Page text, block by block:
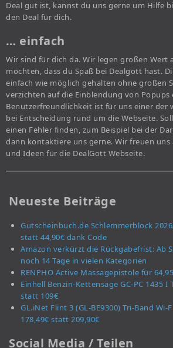
Deal gut ist, kannst du uns gerne um Hilfe
den Deal für dich.
… einfach
Wir sind für dich da. Wir legen großen Wert
möchten, dass du Spaß bei Dealgott hast.
einfach wie möglich gehalten ohne großen
verzichten auf die Einblendung von Popups
Benutzerfreundlichkeit ist für uns einer der
bei Entscheidung rund um die Webseite.
einen Fehler finden, zum Beispiel bei der
dann kontaktiere uns gerne. Wir freuen uns
und Ideen für die DealGott Webseite.
Neueste Beiträge
Gutscheinbuch.de Schlemmerblock
statt 44,90€ dank Code
Amazon verkürzt die Rückgabefrist: Ab
noch 14 Tage in vielen Kategorien
RENPHO Active Massagepistole für
Einhell Benzin-Kettensäge GC-PC 1435 I
statt 109€
GL.iNet Flint 3 (GL-BE9300) Tri-Band Wi-
178,49€ statt 209,90€
Social Media / Teilen